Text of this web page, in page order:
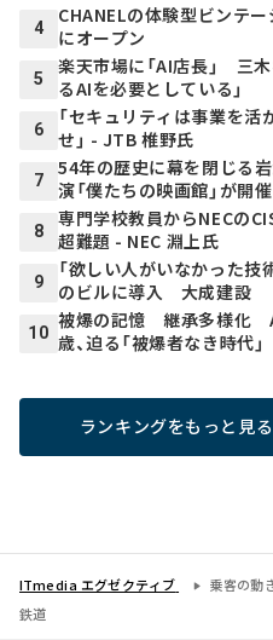
4
CHANELの体験型ビンテー
にオープン
5
楽天市場に「AI店長」 三
るAIを必要としている」
6
「セキュリティは事業を活
せ」 - JTB 椎野氏
7
54年の歴史に幕を閉じる
演「僕たちの映画館」が開催
8
専門学校教員からNECの
超難題 - NEC 淵上氏
9
「欲しい人がいなかった技
のビルに導入 大成建設
10
被爆の記憶 継承多様化
歳、迫る「被爆者なき時代」
ランキングをもっと見る
ITmedia エグゼクティブ
乗客の動
鉄道